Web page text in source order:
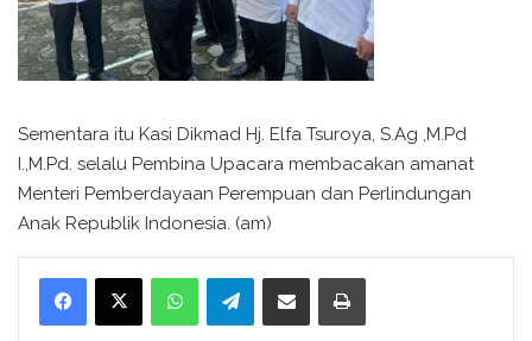
Sementara itu Kasi Dikmad Hj. Elfa Tsuroya, S.Ag ,M.Pd
I.,M.Pd. selalu Pembina Upacara membacakan amanat
Menteri Pemberdayaan Perempuan dan Perlindungan
Anak Republik Indonesia. (am)
WhatsApp Telegram